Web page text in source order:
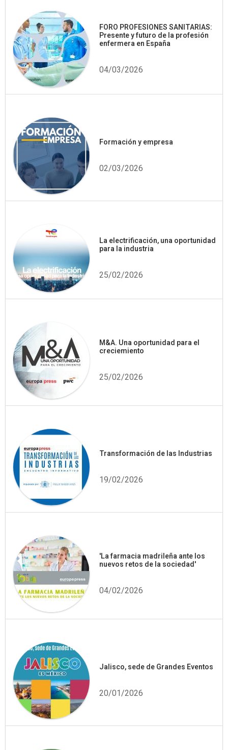
FORO PROFESIONES SANITARIAS:
Presente y futuro de la profesión
enfermera en España
04/03/2026
Formación y empresa
02/03/2026
La electrificación, una oportunidad
para la industria
25/02/2026
M&A. Una oportunidad para el
creciemiento
25/02/2026
Transformación de las Industrias
19/02/2026
'La farmacia madrileña ante los
nuevos retos de la sociedad'
04/02/2026
Jalisco, sede de Grandes Eventos
20/01/2026